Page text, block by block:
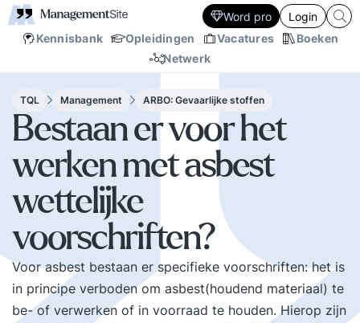
Kennisbank Opleidingen Vacatures
Boeken
Netwerk
Word pro Login
TQL Management ARBO: Gevaarlijke stoffen
Bestaan er voor het
werken met asbest
wettelijke
voorschriften?
Voor asbest bestaan er specifieke voorschriften: het is
in principe verboden om asbest(houdend materiaal) te
be- of verwerken of in voorraad te houden. Hierop zijn